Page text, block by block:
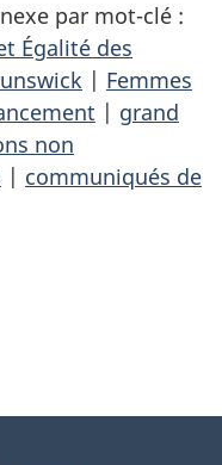
par mot-clé :
Égalité des
| Femmes
| grand
non
| communiqués de